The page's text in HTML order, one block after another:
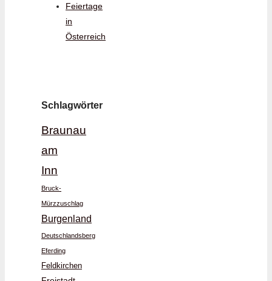
Feiertage
in
Österreich
Schlagwörter
Braunau
am
Inn
Bruck-
Mürzzuschlag
Burgenland
Deutschlandsberg
Eferding
Feldkirchen